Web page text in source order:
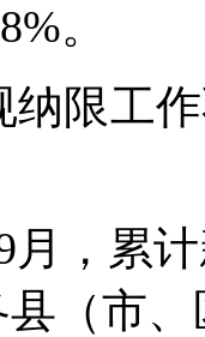
。
纳限工
月， 累
（市